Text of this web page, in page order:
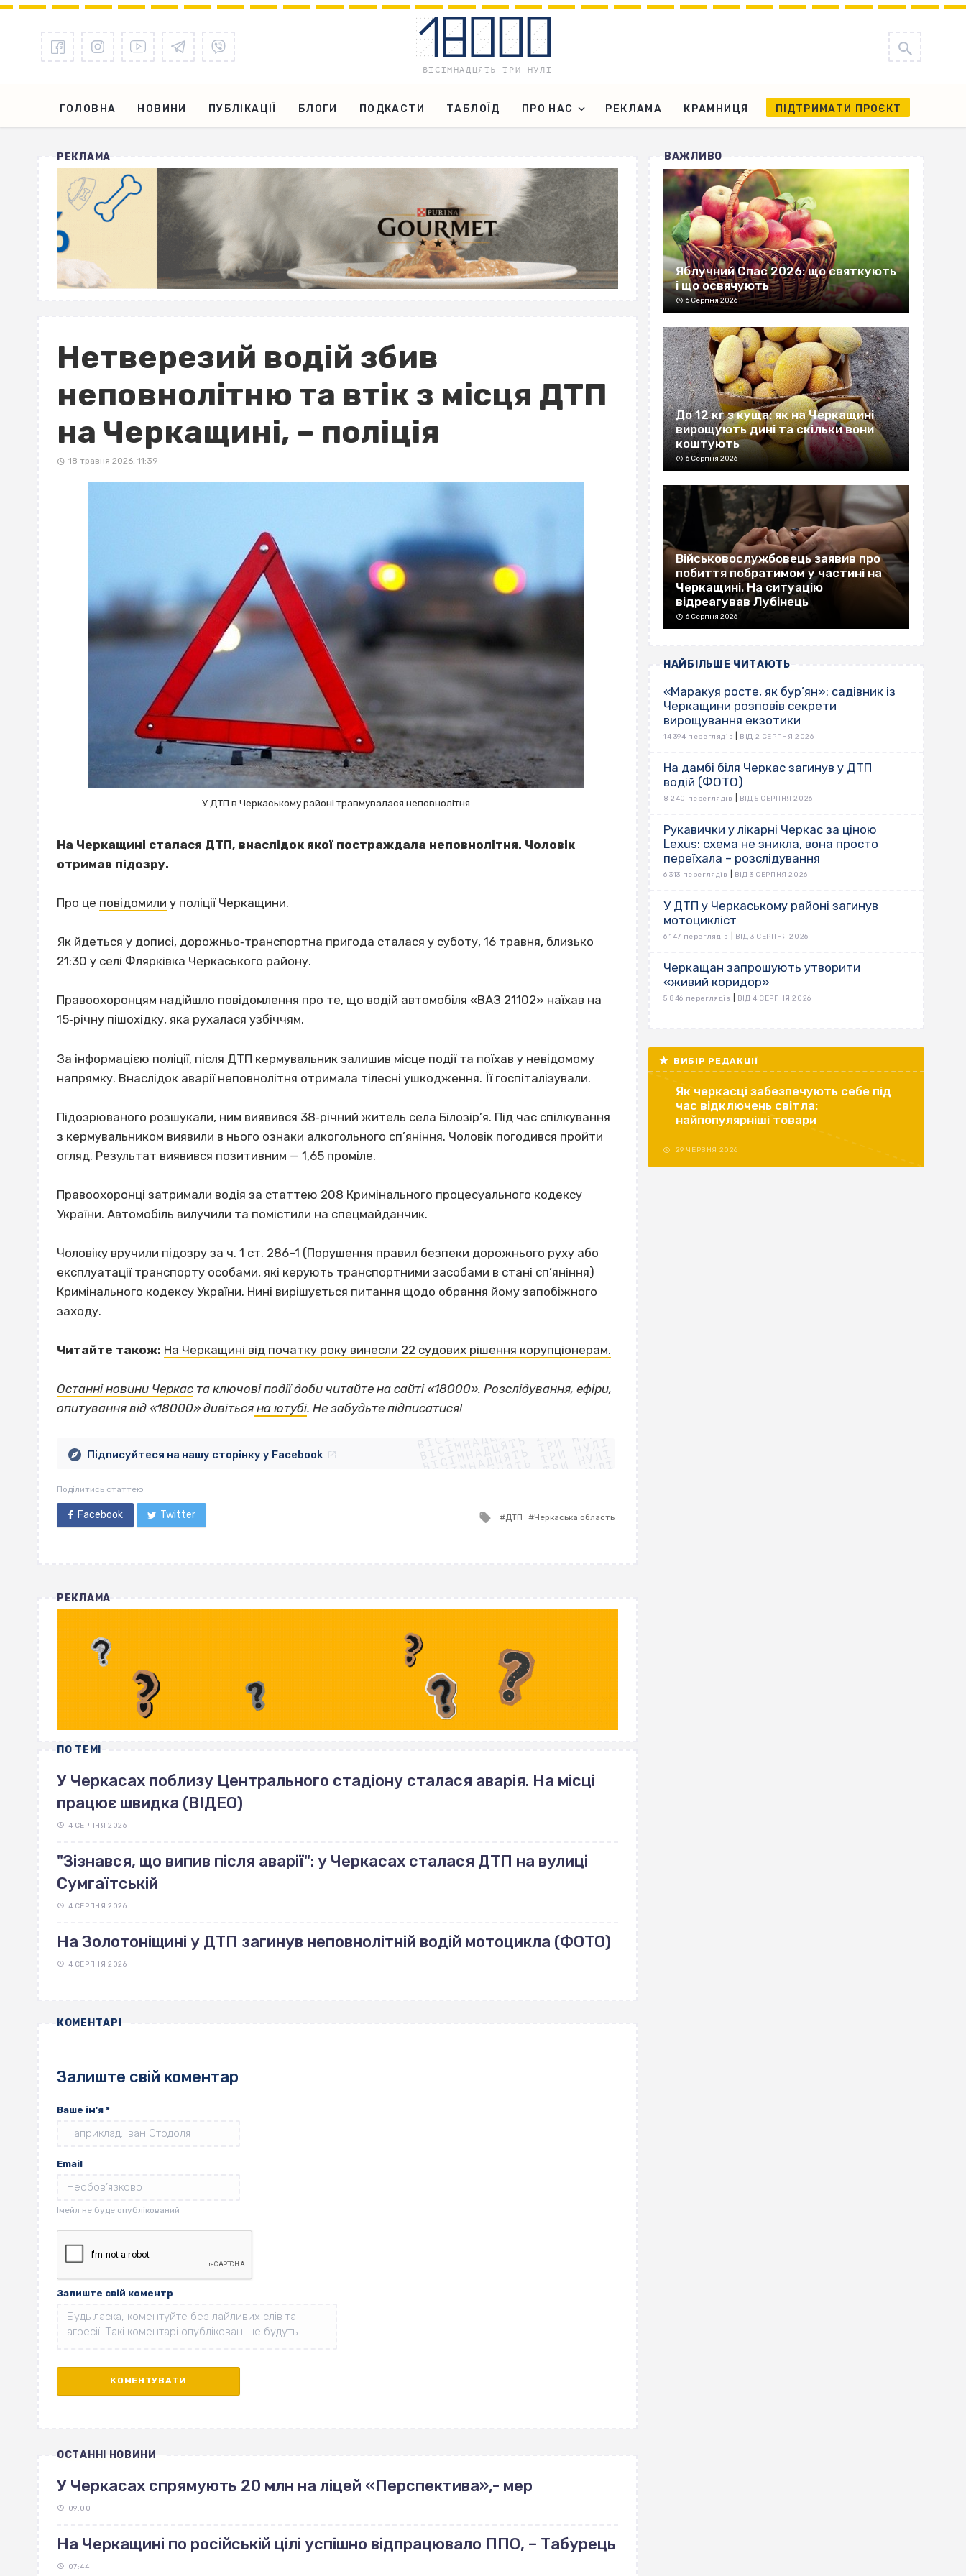
ГОЛОВНА НОВИНИ ПУБЛІКАЦІЇ БЛОГИ ПОДКАСТИ ТАБЛОЇД ПРО НАС РЕКЛАМА КРАМНИЦЯ ПІДТРИМАТИ ПРОЄКТ
РЕКЛАМА
Нетверезий водій збив
неповнолітню та втік з місця ДТП
на Черкащині, – поліція
18 травня 2026, 11:39
У ДТП в Черкаському районі травмувалася неповнолітня
На Черкащині сталася ДТП, внаслідок якої постраждала неповнолітня. Чоловік
отримав підозру.
Про це повідомили у поліції Черкащини.
Як йдеться у дописі, дорожньо‐транспортна пригода сталася у суботу, 16 травня, близько
21:30 у селі Флярківка Черкаського району.
Правоохоронцям надійшло повідомлення про те, що водій автомобіля «ВАЗ 21102» наїхав на
15‐річну пішохідку, яка рухалася узбіччям.
За інформацією поліції, після ДТП кермувальник залишив місце події та поїхав у невідомому
напрямку. Внаслідок аварії неповнолітня отримала тілесні ушкодження. Її госпіталізували.
Підозрюваного розшукали, ним виявився 38‐річний житель села Білозір’я. Під час спілкування
з кермувальником виявили в нього ознаки алкогольного сп’яніння. Чоловік погодився пройти
огляд. Результат виявився позитивним — 1,65 проміле.
Правоохоронці затримали водія за статтею 208 Кримінального процесуального кодексу
України. Автомобіль вилучили та помістили на спецмайданчик.
Чоловіку вручили підозру за ч. 1 ст. 286–1 (Порушення правил безпеки дорожнього руху або
експлуатації транспорту особами, які керують транспортними засобами в стані сп’яніння)
Кримінального кодексу України. Нині вирішується питання щодо обрання йому запобіжного
заходу.
Читайте також: На Черкащині від початку року винесли 22 судових рішення корупціонерам.
Останні новини Черкас та ключові події доби читайте на сайті «18000». Розслідування, ефіри,
опитування від «18000» дивіться на ютубі. Не забудьте підписатися!ВІСІМНАДЦЯТЬ ТРИ НУЛІ
ВІСІМНАДЦЯТЬ ТРИ НУЛІ
ВІСІМНАДЦЯТЬ ТРИ НУЛІ
ВІСІМНАДЦЯТЬ ТРИ НУЛІ
ВІСІМНАДЦЯТЬ ТРИ НУЛІ
ВІСІМНАДЦЯТЬ ТРИ НУЛІ
ВІСІМНАДЦЯТЬ ТРИ НУЛІ
ВІСІМНАДЦЯТЬ ТРИ НУЛІ
Підписуйтеся на нашу сторінку у Facebook
Поділитись статтею
Facebook Twitter
Tagged
ДТП Черкаська область
РЕКЛАМА
ПО ТЕМІ
У Черкасах поблизу Центрального стадіону сталася аварія. На місці
працює швидка (ВІДЕО)
4 СЕРПНЯ 2026
"Зізнався, що випив після аварії": у Черкасах сталася ДТП на вулиці
Сумгаїтській
4 СЕРПНЯ 2026
На Золотоніщині у ДТП загинув неповнолітній водій мотоцикла (ФОТО)
4 СЕРПНЯ 2026
КОМЕНТАРІ
Залиште свій коментар
Ваше ім'я *
Email
Залиште свій коментр
ОСТАННІ НОВИНИ
У Черкасах спрямують 20 млн на ліцей «Перспектива»,- мер
09:00
На Черкащині по російській цілі успішно відпрацювало ППО, – Табурець
07:44
ВАЖЛИВО
Яблучний Спас 2026: що святкують
і що освячують
6 Серпня 2026
До 12 кг з куща: як на Черкащині
вирощують дині та скільки вони
коштують
6 Серпня 2026
Військовослужбовець заявив про
побиття побратимом у частині на
Черкащині. На ситуацію
відреагував Лубінець
6 Серпня 2026
НАЙБІЛЬШЕ ЧИТАЮТЬ
«Маракуя росте, як бур’ян»: садівник із
Черкащини розповів секрети
вирощування екзотики
14 394 переглядів ВІД 2 СЕРПНЯ 2026
На дамбі біля Черкас загинув у ДТП
водій (ФОТО)
8 240 переглядів ВІД 5 СЕРПНЯ 2026
Рукавички у лікарні Черкас за ціною
Lexus: схема не зникла, вона просто
переїхала – розслідування
6 313 переглядів ВІД 3 СЕРПНЯ 2026
У ДТП у Черкаському районі загинув
мотоцикліст
6 147 переглядів ВІД 3 СЕРПНЯ 2026
Черкащан запрошують утворити
«живий коридор»
5 846 переглядів ВІД 4 СЕРПНЯ 2026
ВИБІР РЕДАКЦІЇ
Як черкасці забезпечують себе під
час відключень світла:
найпопулярніші товари
29 ЧЕРВНЯ 2026